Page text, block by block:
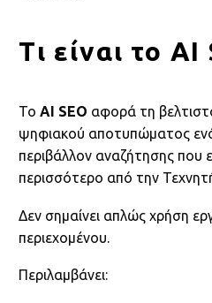
Τι είναι το AI
Το AI SEO αφορά τη
ψηφιακού αποτυπώματος
περιβάλλον αναζήτησης που
περισσότερο από την
Δεν σημαίνει απλώς χρήση
περιεχομένου.
Περιλαμβάνει: